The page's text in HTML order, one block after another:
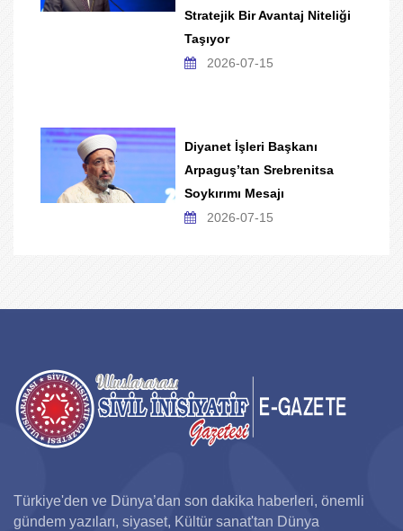
Stratejik Bir Avantaj Niteliği
Taşıyor
2026-07-15
Diyanet İşleri Başkanı
Arpaguş’tan Srebrenitsa
Soykırımı Mesajı
2026-07-15
Türkiye'den ve Dünya’dan son dakika haberleri, önemli
gündem yazıları, siyaset, Kültür sanat'tan Dünya